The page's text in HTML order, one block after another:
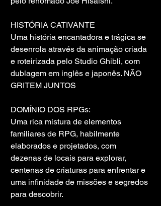
HISTÓRIA CATIVANTE
Uma história encantadora e trágica se
desenrola através da animação criada
e roteirizada pelo Studio Ghibli, com
dublagem em inglês e japonês. NÃO
GRITEM JUNTOS
DOMÍNIO DOS RPGs:
Uma rica mistura de elementos
familiares de RPG, habilmente
elaborados e projetados, com
dezenas de locais para explorar,
centenas de criaturas para enfrentar e
uma infinidade de missões e segredos
para descobrir.